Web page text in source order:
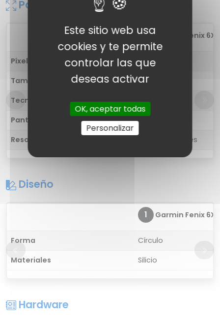
Pantalla
1 Garmin Fenix 6X
Píxel por pulgada
283 ppp
Tamaño
1.4 pulgadas
Tecnología
Color
Pantalla táctil
Sí, multitáctil
Resolución
280 x 280 píxeles
Diseño
1 Garmin Fenix 6X
Forma
Círculo
Materiales
Silicio
Hardware
Este sitio web usa
cookies y te permite
controlar las que
deseas activar
OK, aceptar todas
Personalizar